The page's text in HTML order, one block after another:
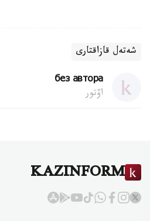
شەتەل قازاقتارى
без автора
اۆتور
KAZINFORM